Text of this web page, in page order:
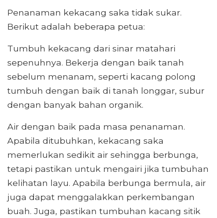
Penanaman kekacang saka tidak sukar.
Berikut adalah beberapa petua:
Tumbuh kekacang dari sinar matahari
sepenuhnya. Bekerja dengan baik tanah
sebelum menanam, seperti kacang polong
tumbuh dengan baik di tanah longgar, subur
dengan banyak bahan organik.
Air dengan baik pada masa penanaman.
Apabila ditubuhkan, kekacang saka
memerlukan sedikit air sehingga berbunga,
tetapi pastikan untuk mengairi jika tumbuhan
kelihatan layu. Apabila berbunga bermula, air
juga dapat menggalakkan perkembangan
buah. Juga, pastikan tumbuhan kacang sitik